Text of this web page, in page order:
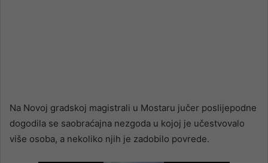
Na Novoj gradskoj magistrali u Mostaru jučer poslijepodne
dogodila se saobraćajna nezgoda u kojoj je učestvovalo
više osoba, a nekoliko njih je zadobilo povrede.